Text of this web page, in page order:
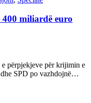
miliardë euro
përpjekjeve për krijimin e
SPD po vazhdojnë…